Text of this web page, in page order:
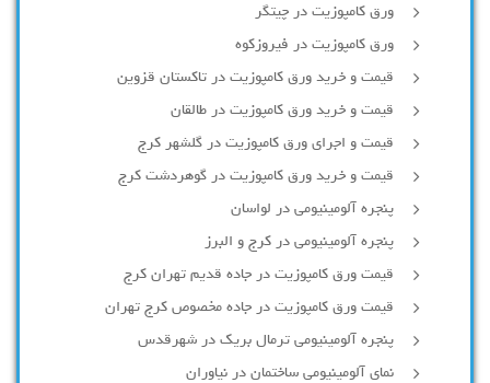
ورق کامپوزیت در چیتگر
ورق کامپوزیت در فیروزکوه
قیمت و خرید ورق کامپوزیت در تاکستان قزوین
قیمت و خرید ورق کامپوزیت در طالقان
قیمت و اجرای ورق کامپوزیت در گلشهر کرج
قیمت و خرید ورق کامپوزیت در گوهردشت کرج
پنجره آلومینیومی در لواسان
پنجره آلومینیومی در کرج و البرز
قیمت ورق کامپوزیت در جاده قدیم تهران کرج
قیمت ورق کامپوزیت در جاده مخصوص کرج تهران
پنجره آلومینیومی ترمال بریک در شهرقدس
نمای آلومینیومی ساختمان در نیاوران